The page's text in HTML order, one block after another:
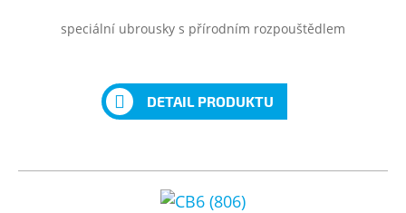
speciální ubrousky s přírodním rozpouštědlem
DETAIL PRODUKTU